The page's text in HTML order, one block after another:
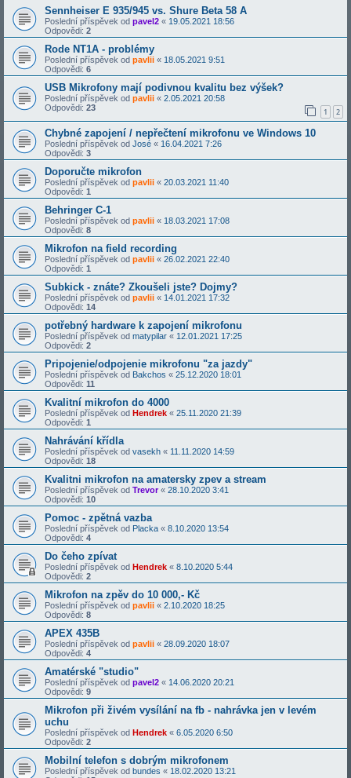
Sennheiser E 935/945 vs. Shure Beta 58 A
Poslední příspěvek od pavel2 « 19.05.2021 18:56
Odpovědi: 2
Rode NT1A - problémy
Poslední příspěvek od pavlii « 18.05.2021 9:51
Odpovědi: 6
USB Mikrofony mají podivnou kvalitu bez výšek?
Poslední příspěvek od pavlii « 2.05.2021 20:58
Odpovědi: 23 1 2
Chybné zapojení / nepřečtení mikrofonu ve Windows 10
Poslední příspěvek od José « 16.04.2021 7:26
Odpovědi: 3
Doporučte mikrofon
Poslední příspěvek od pavlii « 20.03.2021 11:40
Odpovědi: 1
Behringer C-1
Poslední příspěvek od pavlii « 18.03.2021 17:08
Odpovědi: 8
Mikrofon na field recording
Poslední příspěvek od pavlii « 26.02.2021 22:40
Odpovědi: 1
Subkick - znáte? Zkoušeli jste? Dojmy?
Poslední příspěvek od pavlii « 14.01.2021 17:32
Odpovědi: 14
potřebný hardware k zapojení mikrofonu
Poslední příspěvek od matypilar « 12.01.2021 17:25
Odpovědi: 2
Pripojenie/odpojenie mikrofonu "za jazdy"
Poslední příspěvek od Bakchos « 25.12.2020 18:01
Odpovědi: 11
Kvalitní mikrofon do 4000
Poslední příspěvek od Hendrek « 25.11.2020 21:39
Odpovědi: 1
Nahrávání křídla
Poslední příspěvek od vasekh « 11.11.2020 14:59
Odpovědi: 18
Kvalitni mikrofon na amatersky zpev a stream
Poslední příspěvek od Trevor« 28.10.2020 3:41
Odpovědi: 10
Pomoc - zpětná vazba
Poslední příspěvek od Placka « 8.10.2020 13:54
Odpovědi: 4
Do čeho zpívat
Poslední příspěvek od Hendrek « 8.10.2020 5:44
Odpovědi: 2
Mikrofon na zpěv do 10 000,- Kč
Poslední příspěvek od pavlii « 2.10.2020 18:25
Odpovědi: 8
APEX 435B
Poslední příspěvek od pavlii « 28.09.2020 18:07
Odpovědi: 4
Amatérské "studio"
Poslední příspěvek od pavel2 « 14.06.2020 20:21
Odpovědi: 9
Mikrofon při živém vysílání na fb - nahrávka jen v levém
uchu
Poslední příspěvek od Hendrek « 6.05.2020 6:50
Odpovědi: 2
Mobilní telefon s dobrým mikrofonem
Poslední příspěvek od bundes « 18.02.2020 13:21